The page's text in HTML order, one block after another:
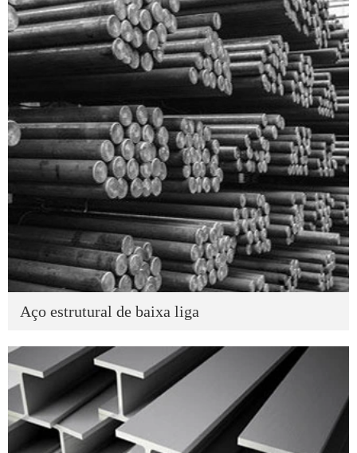
Aço estrutural de baixa liga